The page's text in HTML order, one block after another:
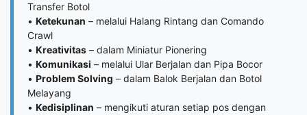
Transfer Botol
• Ketekunan – melalui Halang Rintang dan Comando
Crawl
• Kreativitas – dalam Miniatur Pionering
• Komunikasi – melalui Ular Berjalan dan Pipa Bocor
• Problem Solving – dalam Balok Berjalan dan Botol
Melayang
• Kedisiplinan – mengikuti aturan setiap pos dengan